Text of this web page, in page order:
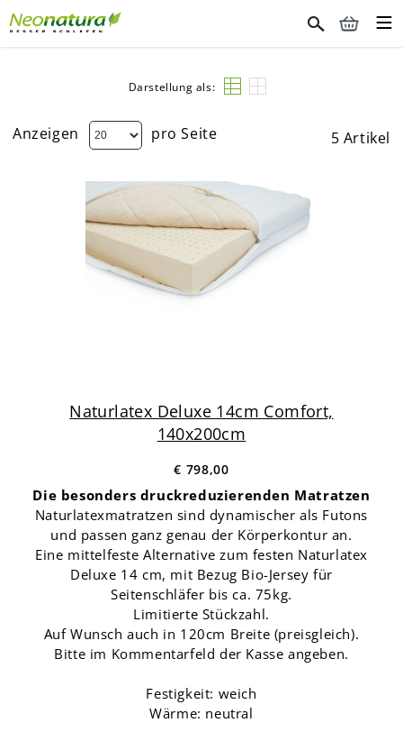
Darstellung als:
5 Artikel
Anzeigen pro Seite
Naturlatex Deluxe 14cm Comfort,
140x200cm
€ 798,00
Die besonders druckreduzierenden Matratzen
Naturlatexmatratzen sind dynamischer als Futons
und passen ganz genau der Körperkontur an.
Eine mittelfeste Alternative zum festen Naturlatex
Deluxe 14 cm, mit Bezug Bio-Jersey für
Seitenschläfer bis ca. 75kg.
Limitierte Stückzahl.
Auf Wunsch auch in 120cm Breite (preisgleich).
Bitte im Kommentarfeld der Kasse angeben.
Festigkeit: weich
Wärme: neutral